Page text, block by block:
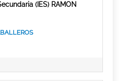
(IES) RAMON